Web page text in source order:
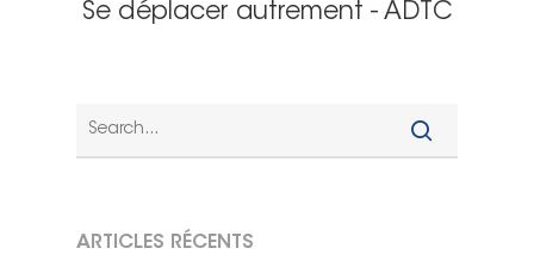
Se déplacer autrement - ADTC
ARTICLES RÉCENTS